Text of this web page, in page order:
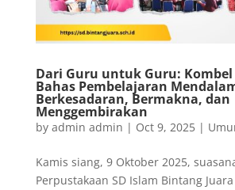
Dari Guru untuk Guru: Kombel
Bahas Pembelajaran
Berkesadaran, Bermakna, dan
Menggembirakan
by admin admin | Oct 9, 2025|
Kamis siang, 9 Oktober 2025,
Perpustakaan SD Islam Bintang